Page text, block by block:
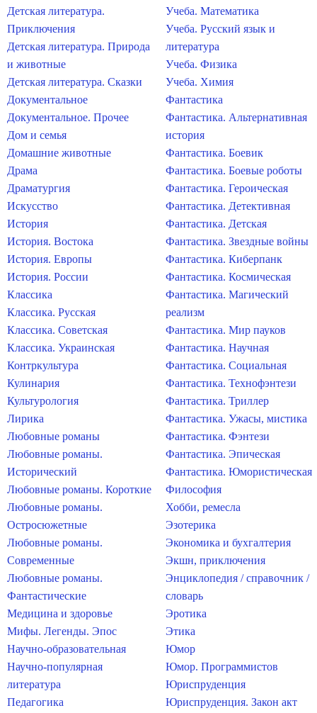
Детская литература.
Приключения
Детская литература. Природа
и животные
Детская литература. Сказки
Документальное
Документальное. Прочее
Дом и семья
Домашние животные
Драма
Драматургия
Искусство
История
История. Востока
История. Европы
История. России
Классика
Классика. Русская
Классика. Советская
Классика. Украинская
Контркультура
Кулинария
Культурология
Лирика
Любовные романы
Любовные романы.
Исторический
Любовные романы. Короткие
Любовные романы.
Остросюжетные
Любовные романы.
Современные
Любовные романы.
Фантастические
Медицина и здоровье
Мифы. Легенды. Эпос
Научно-образовательная
Научно-популярная
литература
Педагогика
Учеба. Математика
Учеба. Русский язык и
литература
Учеба. Физика
Учеба. Химия
Фантастика
Фантастика. Альтернативная
история
Фантастика. Боевик
Фантастика. Боевые роботы
Фантастика. Героическая
Фантастика. Детективная
Фантастика. Детская
Фантастика. Звездные войны
Фантастика. Киберпанк
Фантастика. Космическая
Фантастика. Магический
реализм
Фантастика. Мир пауков
Фантастика. Научная
Фантастика. Социальная
Фантастика. Технофэнтези
Фантастика. Триллер
Фантастика. Ужасы, мистика
Фантастика. Фэнтези
Фантастика. Эпическая
Фантастика. Юмористическая
Философия
Хобби, ремесла
Эзотерика
Экономика и бухгалтерия
Экшн, приключения
Энциклопедия / справочник /
словарь
Эротика
Этика
Юмор
Юмор. Программистов
Юриспруденция
Юриспруденция. Закон акт